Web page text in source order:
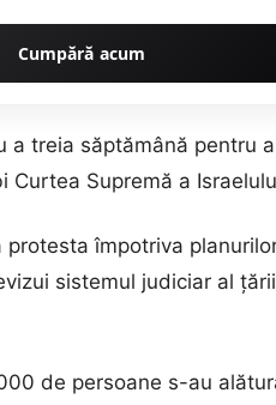
Cumpără acum
a treia săptămână pentru a
Curtea Supremă a
împotriva
sistemul judiciar al
de persoane s-au